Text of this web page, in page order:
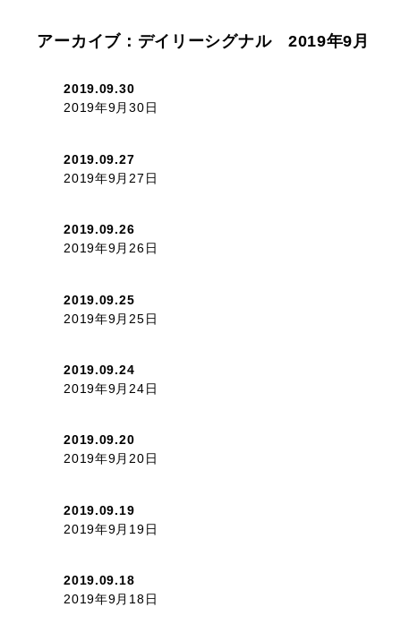
アーカイブ：デイリーシグナル 2019年9月
2019.09.30
2019年9月30日
2019.09.27
2019年9月27日
2019.09.26
2019年9月26日
2019.09.25
2019年9月25日
2019.09.24
2019年9月24日
2019.09.20
2019年9月20日
2019.09.19
2019年9月19日
2019.09.18
2019年9月18日